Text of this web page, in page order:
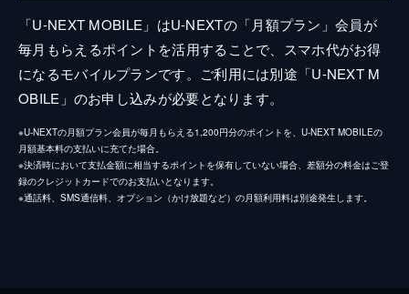
「U-NEXT MOBILE」はU-NEXTの「月額プラン」会員が
毎月もらえるポイントを活用することで、スマホ代がお得
になるモバイルプランです。ご利用には別途「U-NEXT M
OBILE」のお申し込みが必要となります。
※U-NEXTの月額プラン会員が毎月もらえる1,200円分のポイントを、U-NEXT MOBILEの
月額基本料の支払いに充てた場合。
※決済時において支払金額に相当するポイントを保有していない場合、差額分の料金はご登
録のクレジットカードでのお支払いとなります。
※通話料、SMS通信料、オプション（かけ放題など）の月額利用料は別途発生します。